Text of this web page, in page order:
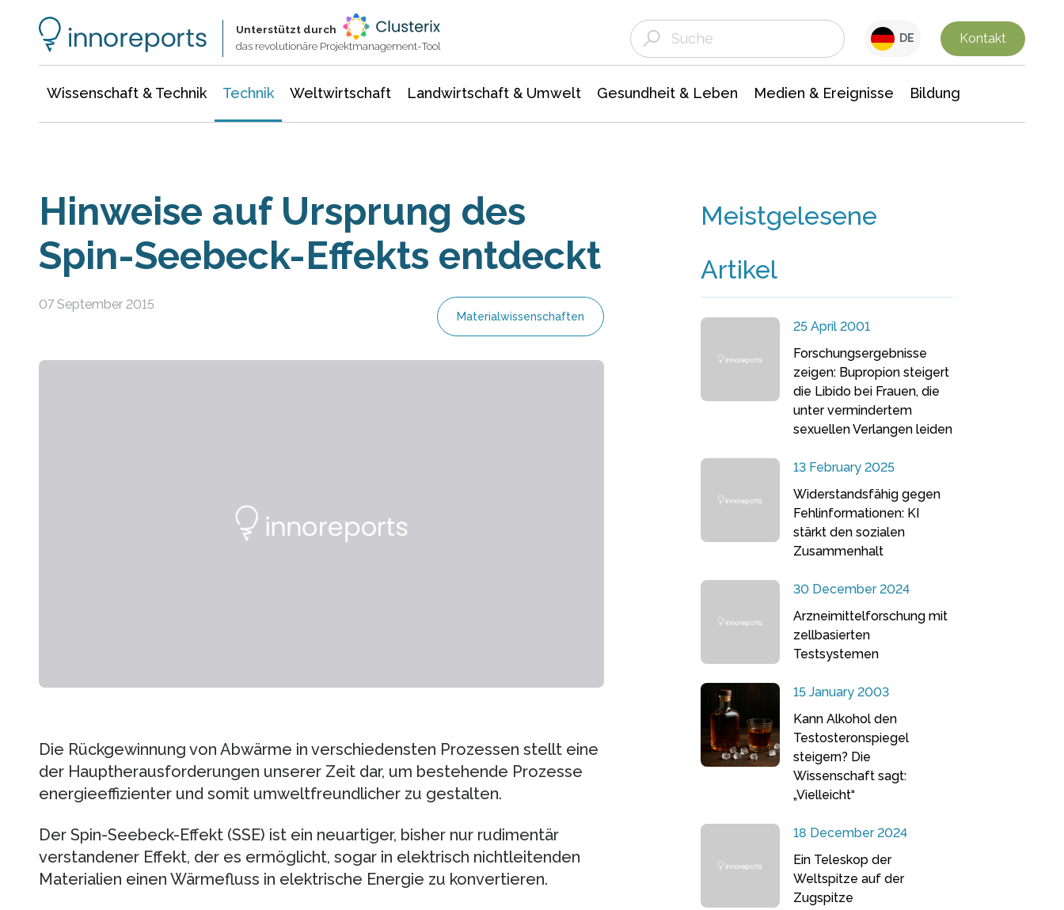
Unterstützt durch
das revolutionäre Projektmanagement-Tool
DE Kontakt
Wissenschaft & Technik Technik Weltwirtschaft Landwirtschaft & Umwelt Gesundheit & Leben Medien & Ereignisse Bildung
Hinweise auf Ursprung des
Spin-Seebeck-Effekts entdeckt
07 September 2015
Materialwissenschaften
Die Rückgewinnung von Abwärme in verschiedensten Prozessen stellt eine
der Hauptherausforderungen unserer Zeit dar, um bestehende Prozesse
energieeffizienter und somit umweltfreundlicher zu gestalten.
Der Spin-Seebeck-Effekt (SSE) ist ein neuartiger, bisher nur rudimentär
verstandener Effekt, der es ermöglicht, sogar in elektrisch nichtleitenden
Materialien einen Wärmefluss in elektrische Energie zu konvertieren.
Meistgelesene
Artikel
25 April 2001
Forschungsergebnisse
zeigen: Bupropion steigert
die Libido bei Frauen, die
unter vermindertem
sexuellen Verlangen leiden
13 February 2025
Widerstandsfähig gegen
Fehlinformationen: KI
stärkt den sozialen
Zusammenhalt
30 December 2024
Arzneimittelforschung mit
zellbasierten
Testsystemen
15 January 2003
Kann Alkohol den
Testosteronspiegel
steigern? Die
Wissenschaft sagt:
„Vielleicht“
18 December 2024
Ein Teleskop der
Weltspitze auf der
Zugspitze